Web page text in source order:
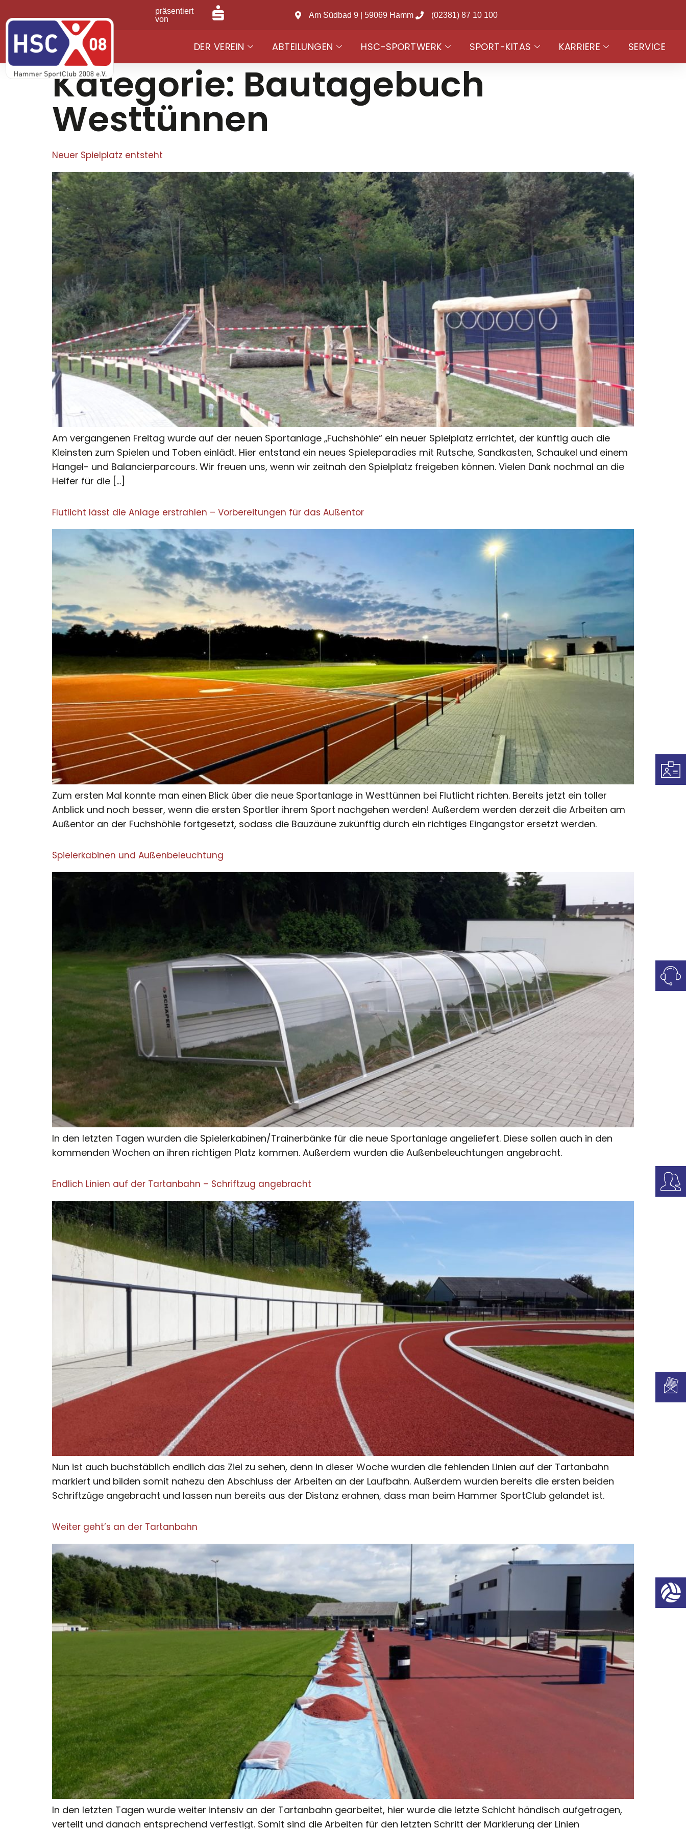
präsentiert
von
Am Südbad 9 | 59069 Hamm (02381) 87 10 100
DER VEREIN ABTEILUNGEN HSC-SPORTWERK SPORT-KITAS KARRIERE SERVICE
Kategorie: Bautagebuch
Westtünnen
Neuer Spielplatz entsteht
Am vergangenen Freitag wurde auf der neuen Sportanlage „Fuchshöhle“ ein neuer Spielplatz errichtet, der künftig auch die
Kleinsten zum Spielen und Toben einlädt. Hier entstand ein neues Spieleparadies mit Rutsche, Sandkasten, Schaukel und einem
Hangel- und Balancierparcours. Wir freuen uns, wenn wir zeitnah den Spielplatz freigeben können. Vielen Dank nochmal an die
Helfer für die […]
Flutlicht lässt die Anlage erstrahlen – Vorbereitungen für das Außentor
Zum ersten Mal konnte man einen Blick über die neue Sportanlage in Westtünnen bei Flutlicht richten. Bereits jetzt ein toller
Anblick und noch besser, wenn die ersten Sportler ihrem Sport nachgehen werden! Außerdem werden derzeit die Arbeiten am
Außentor an der Fuchshöhle fortgesetzt, sodass die Bauzäune zukünftig durch ein richtiges Eingangstor ersetzt werden.
Spielerkabinen und Außenbeleuchtung
In den letzten Tagen wurden die Spielerkabinen/Trainerbänke für die neue Sportanlage angeliefert. Diese sollen auch in den
kommenden Wochen an ihren richtigen Platz kommen. Außerdem wurden die Außenbeleuchtungen angebracht.
Endlich Linien auf der Tartanbahn – Schriftzug angebracht
Nun ist auch buchstäblich endlich das Ziel zu sehen, denn in dieser Woche wurden die fehlenden Linien auf der Tartanbahn
markiert und bilden somit nahezu den Abschluss der Arbeiten an der Laufbahn. Außerdem wurden bereits die ersten beiden
Schriftzüge angebracht und lassen nun bereits aus der Distanz erahnen, dass man beim Hammer SportClub gelandet ist.
Weiter geht’s an der Tartanbahn
In den letzten Tagen wurde weiter intensiv an der Tartanbahn gearbeitet, hier wurde die letzte Schicht händisch aufgetragen,
verteilt und danach entsprechend verfestigt. Somit sind die Arbeiten für den letzten Schritt der Markierung der Linien